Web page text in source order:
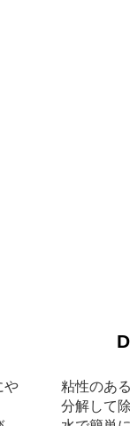
や
粘性のあ
分解して除